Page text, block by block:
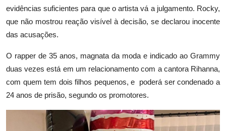
evidências suficientes para que o artista vá a julgamento. Rocky,
que não mostrou reação visível à decisão, se declarou inocente
das acusações.
O rapper de 35 anos, magnata da moda e indicado ao Grammy
duas vezes está em um relacionamento com a cantora Rihanna,
com quem tem dois filhos pequenos, e poderá ser condenado a
24 anos de prisão, segundo os promotores.